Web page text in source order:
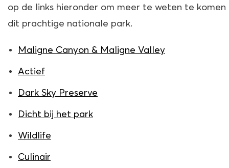
op de links hieronder om meer te weten te komen
dit prachtige nationale park.
Maligne Canyon & Maligne Valley
Actief
Dark Sky Preserve
Dicht bij het park
Wildlife
Culinair